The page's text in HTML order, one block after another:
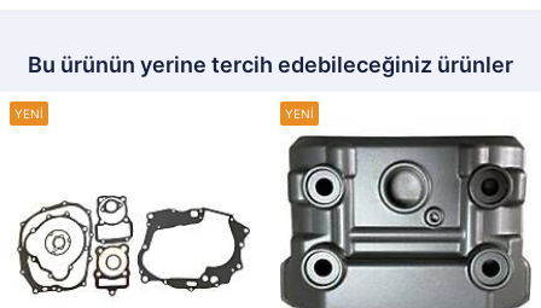
Bu ürünün yerine tercih edebileceğiniz ürünler